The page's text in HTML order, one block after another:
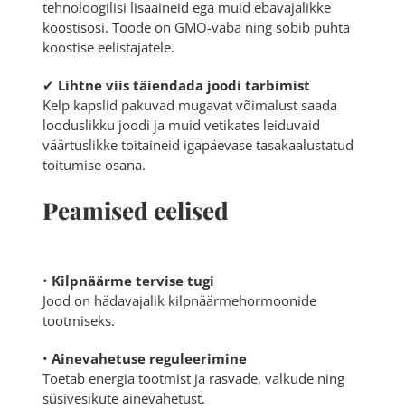
tehnoloogilisi lisaaineid ega muid ebavajalikke
koostisosi. Toode on GMO-vaba ning sobib puhta
koostise eelistajatele.
✔ Lihtne viis täiendada joodi tarbimist
Kelp kapslid pakuvad mugavat võimalust saada
looduslikku joodi ja muid vetikates leiduvaid
väärtuslikke toitaineid igapäevase tasakaalustatud
toitumise osana.
Peamised eelised
• Kilpnäärme tervise tugi
Jood on hädavajalik kilpnäärmehormoonide
tootmiseks.
• Ainevahetuse reguleerimine
Toetab energia tootmist ja rasvade, valkude ning
süsivesikute ainevahetust.